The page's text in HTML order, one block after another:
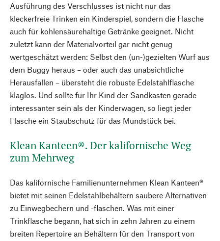
Ausführung des Verschlusses ist nicht nur das
kleckerfreie Trinken ein Kinderspiel, sondern die Flasche
auch für kohlensäurehaltige Getränke geeignet. Nicht
zuletzt kann der Materialvorteil gar nicht genug
wertgeschätzt werden: Selbst den (un-)gezielten Wurf aus
dem Buggy heraus – oder auch das unabsichtliche
Herausfallen – übersteht die robuste Edelstahlflasche
klaglos. Und sollte für Ihr Kind der Sandkasten gerade
interessanter sein als der Kinderwagen, so liegt jeder
Flasche ein Staubschutz für das Mundstück bei.
Klean Kanteen®. Der kalifornische Weg
zum Mehrweg
Das kalifornische Familienunternehmen Klean Kanteen®
bietet mit seinen Edelstahlbehältern saubere Alternativen
zu Einwegbechern und -flaschen. Was mit einer
Trinkflasche begann, hat sich in zehn Jahren zu einem
breiten Repertoire an Behältern für den Transport von